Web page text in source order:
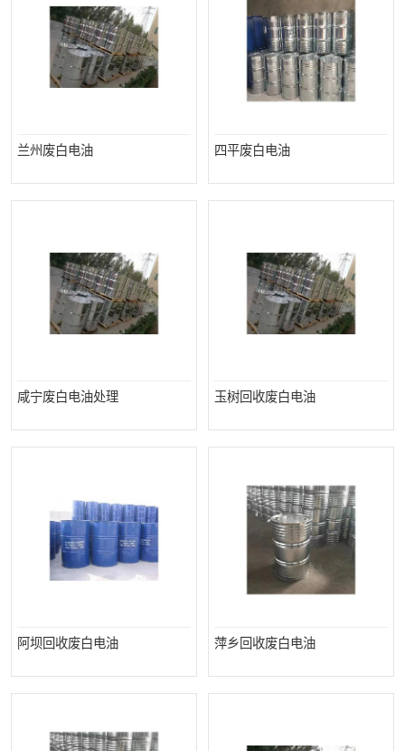
兰州废白电油 四平废白电油
咸宁废白电油处理 玉树回收废白电油
阿坝回收废白电油 萍乡回收废白电油